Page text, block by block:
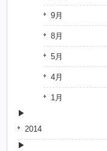
9月
8月
5月
4月
1月
2014